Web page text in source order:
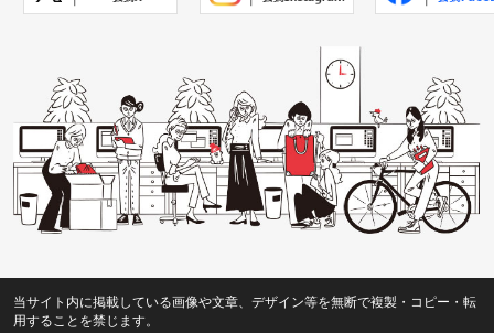
当サイト内に掲載している画像や文章、デザイン等を無断で複製・コピー・転
用することを禁じます。